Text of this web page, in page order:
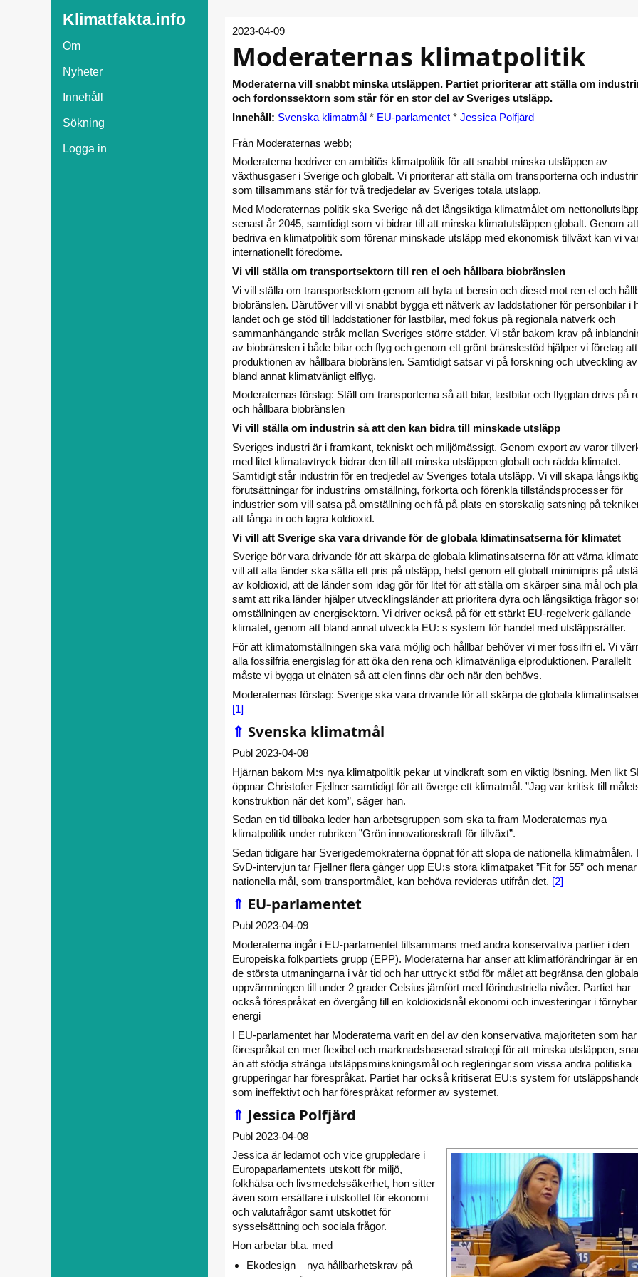
Klimatfakta.info
Om
Nyheter
Innehåll
Sökning
Logga in
2023-04-09
Moderaternas klimatpolitik
Moderaterna vill snabbt minska utsläppen. Partiet prioriterar att ställa om
och fordonssektorn som står för en stor del av Sveriges utsläpp.
Innehåll: Svenska klimatmål * EU-parlamentet * Jessica Polfjärd
Från Moderaternas webb;
Moderaterna bedriver en ambitiös klimatpolitik för att snabbt minska utsläppen av
växthusgaser i Sverige och globalt. Vi prioriterar att ställa om transporterna och
som tillsammans står för två tredjedelar av Sveriges totala utsläpp.
Med Moderaternas politik ska Sverige nå det långsiktiga klimatmålet om
senast år 2045, samtidigt som vi bidrar till att minska klimatutsläppen globalt. Genom att
bedriva en klimatpolitik som förenar minskade utsläpp med ekonomisk tillväxt kan vi
internationellt föredöme.
Vi vill ställa om transportsektorn till ren el och hållbara biobränslen
Vi vill ställa om transportsektorn genom att byta ut bensin och diesel mot ren el och
biobränslen. Därutöver vill vi snabbt bygga ett nätverk av laddstationer för personbilar i
landet och ge stöd till laddstationer för lastbilar, med fokus på regionala nätverk och
sammanhängande stråk mellan Sveriges större städer. Vi står bakom krav på
av biobränslen i både bilar och flyg och genom ett grönt bränslestöd hjälper vi företag
produktionen av hållbara biobränslen. Samtidigt satsar vi på forskning och utveckling av
bland annat klimatvänligt elflyg.
Moderaternas förslag: Ställ om transporterna så att bilar, lastbilar och flygplan drivs på
och hållbara biobränslen
Vi vill ställa om industrin så att den kan bidra till minskade utsläpp
Sveriges industri är i framkant, tekniskt och miljömässigt. Genom export av varor
med litet klimatavtryck bidrar den till att minska utsläppen globalt och rädda klimatet.
Samtidigt står industrin för en tredjedel av Sveriges totala utsläpp. Vi vill skapa
förutsättningar för industrins omställning, förkorta och förenkla tillståndsprocesser för
industrier som vill satsa på omställning och få på plats en storskalig satsning på
att fånga in och lagra koldioxid.
Vi vill att Sverige ska vara drivande för de globala klimatinsatserna för klimatet
Sverige bör vara drivande för att skärpa de globala klimatinsatserna för att värna
vill att alla länder ska sätta ett pris på utsläpp, helst genom ett globalt minimipris på
av koldioxid, att de länder som idag gör för litet för att ställa om skärper sina mål och
samt att rika länder hjälper utvecklingsländer att prioritera dyra och långsiktiga frågor
omställningen av energisektorn. Vi driver också på för ett stärkt EU-regelverk gällande
klimatet, genom att bland annat utveckla EU: s system för handel med utsläppsrätter.
För att klimatomställningen ska vara möjlig och hållbar behöver vi mer fossilfri el. Vi
alla fossilfria energislag för att öka den rena och klimatvänliga elproduktionen. Parallellt
måste vi bygga ut elnäten så att elen finns där och när den behövs.
Moderaternas förslag: Sverige ska vara drivande för att skärpa de globala
[1]
⇑ Svenska klimatmål
Publ 2023-04-08
Hjärnan bakom M:s nya klimatpolitik pekar ut vindkraft som en viktig lösning. Men likt
öppnar Christofer Fjellner samtidigt för att överge ett klimatmål. ”Jag var kritisk till
konstruktion när det kom”, säger han.
Sedan en tid tillbaka leder han arbetsgruppen som ska ta fram Moderaternas nya
klimatpolitik under rubriken ”Grön innovationskraft för tillväxt”.
Sedan tidigare har Sverigedemokraterna öppnat för att slopa de nationella klimatmålen. I
SvD-intervjun tar Fjellner flera gånger upp EU:s stora klimatpaket ”Fit for 55” och
nationella mål, som transportmålet, kan behöva revideras utifrån det. [2]
⇑ EU-parlamentet
Publ 2023-04-09
Moderaterna ingår i EU-parlamentet tillsammans med andra konservativa partier i den
Europeiska folkpartiets grupp (EPP). Moderaterna har anser att klimatförändringar är
de största utmaningarna i vår tid och har uttryckt stöd för målet att begränsa den globala
uppvärmningen till under 2 grader Celsius jämfört med förindustriella nivåer. Partiet har
också förespråkat en övergång till en koldioxidsnål ekonomi och investeringar i förnybar
energi
I EU-parlamentet har Moderaterna varit en del av den konservativa majoriteten som har
förespråkat en mer flexibel och marknadsbaserad strategi för att minska utsläppen,
än att stödja stränga utsläppsminskningsmål och regleringar som vissa andra politiska
grupperingar har förespråkat. Partiet har också kritiserat EU:s system för
som ineffektivt och har förespråkat reformer av systemet.
⇑ Jessica Polfjärd
Publ 2023-04-08
Jessica är ledamot och vice gruppledare i
Europaparlamentets utskott för miljö,
folkhälsa och livsmedelssäkerhet, hon sitter
även som ersättare i utskottet för ekonomi
och valutafrågor samt utskottet för
sysselsättning och sociala frågor.
Hon arbetar bl.a. med
Ekodesign – nya hållbarhetskrav på